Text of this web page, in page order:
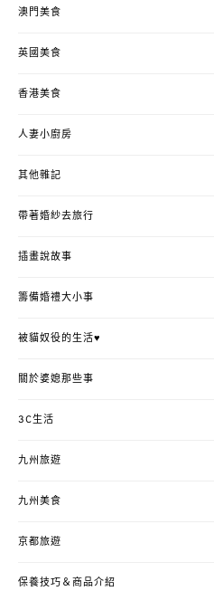
澳門美食
英國美食
香港美食
人妻小廚房
其他雜記
帶著婚紗去旅行
插畫說故事
籌備婚禮大小事
被貓奴役的生活♥
關於婆媳那些事
3C生活
九州旅遊
九州美食
京都旅遊
保養技巧＆商品介紹